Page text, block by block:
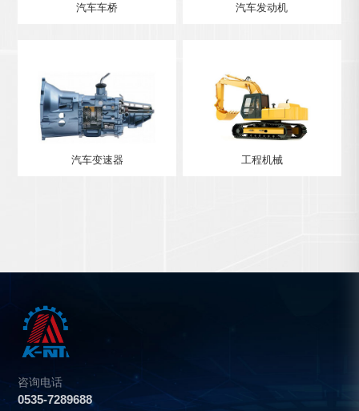
汽车车桥 汽车发动机
汽车变速器 工程机械
咨询电话
0535-7289688